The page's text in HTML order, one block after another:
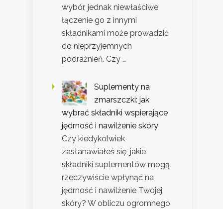
wybór, jednak niewłaściwe
łączenie go z innymi
składnikami może prowadzić
do nieprzyjemnych
podrażnień. Czy …
Suplementy na
zmarszczki: jak
wybrać składniki wspierające
jędrność i nawilżenie skóry
Czy kiedykolwiek
zastanawiałeś się, jakie
składniki suplementów mogą
rzeczywiście wpłynąć na
jędrność i nawilżenie Twojej
skóry? W obliczu ogromnego